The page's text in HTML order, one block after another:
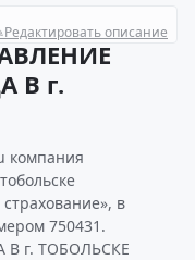
Редактировать описание
В г.
компания
в
750431.
г. ТОБОЛЬСКЕ